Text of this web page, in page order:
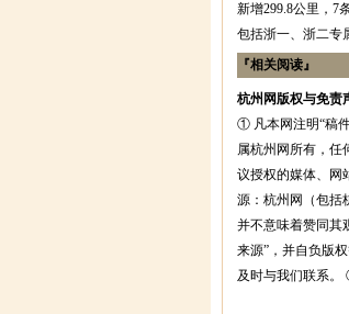
新增299.8公里，7
包括浙一、浙二专
『相关阅读』
杭州网版权与免责
① 凡本网注明“稿
属杭州网所有，任
议授权的媒体、网
源：杭州网（包括
并不意味着赞同其
来源”，并自负版
及时与我们联系。